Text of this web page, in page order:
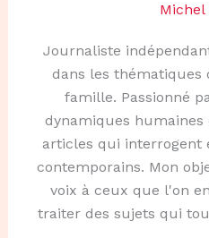
Michel
Journaliste
dans les thématiques
famille. Passionné
dynamiques humaines
articles qui interrogent
contemporains. Mon
voix à ceux que l'on
traiter des sujets qui